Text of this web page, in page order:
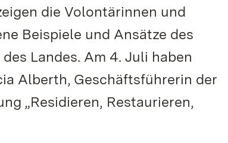
die Volontärinnen und
Beispiele und Ansätze des
Landes. Am 4. Juli haben
Alberth, Geschäftsführerin der
„Residieren, Restaurieren,